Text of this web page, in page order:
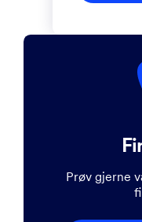
Prøv gjerne